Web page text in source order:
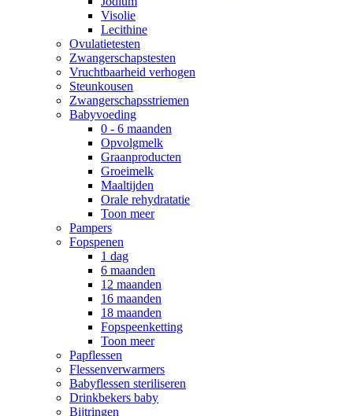
Visolie
Lecithine
Ovulatietesten
Zwangerschapstesten
Vruchtbaarheid verhogen
Steunkousen
Zwangerschapsstriemen
Babyvoeding
0 - 6 maanden
Opvolgmelk
Graanproducten
Groeimelk
Maaltijden
Orale rehydratatie
Toon meer
Pampers
Fopspenen
1 dag
6 maanden
12 maanden
16 maanden
18 maanden
Fopspeenketting
Toon meer
Papflessen
Flessenverwarmers
Babyflessen steriliseren
Drinkbekers baby
Bijtringen